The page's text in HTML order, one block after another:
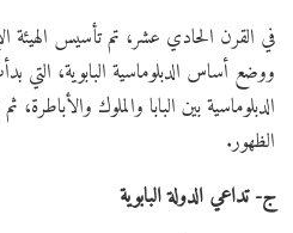
في القرن الحادي عشر، تم تأسيس الهيئة
ووضع أساس الدبلوماسية البابوية،
الدبلوماسية بين البابا والملوك
الظهور.
ج- تداعي الدولة البابوية